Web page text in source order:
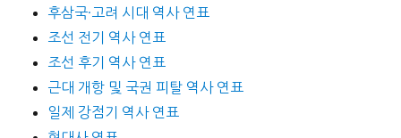
후삼국·고려 시대 역사 연표
조선 전기 역사 연표
조선 후기 역사 연표
근대 개항 및 국권 피탈 역사 연표
일제 강점기 역사 연표